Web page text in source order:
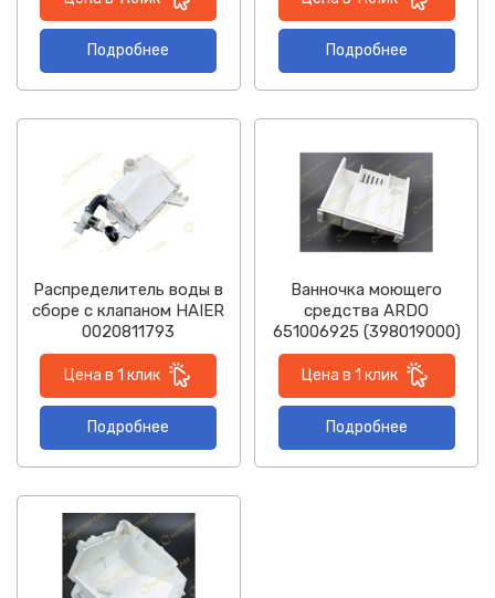
Подробнее Подробнее
Распределитель воды в
сборе с клапаном HAIER
0020811793
Цена в 1 клик
Подробнее
Ванночка моющего
средства ARDO
651006925 (398019000)
Цена в 1 клик
Подробнее